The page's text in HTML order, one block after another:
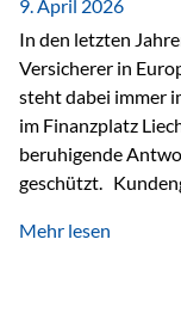
9. April 2026
In den letzten
Versicherer in
steht dabei immer
im Finanzplatz
beruhigende
geschützt.
sogenannte
Mehr lesen